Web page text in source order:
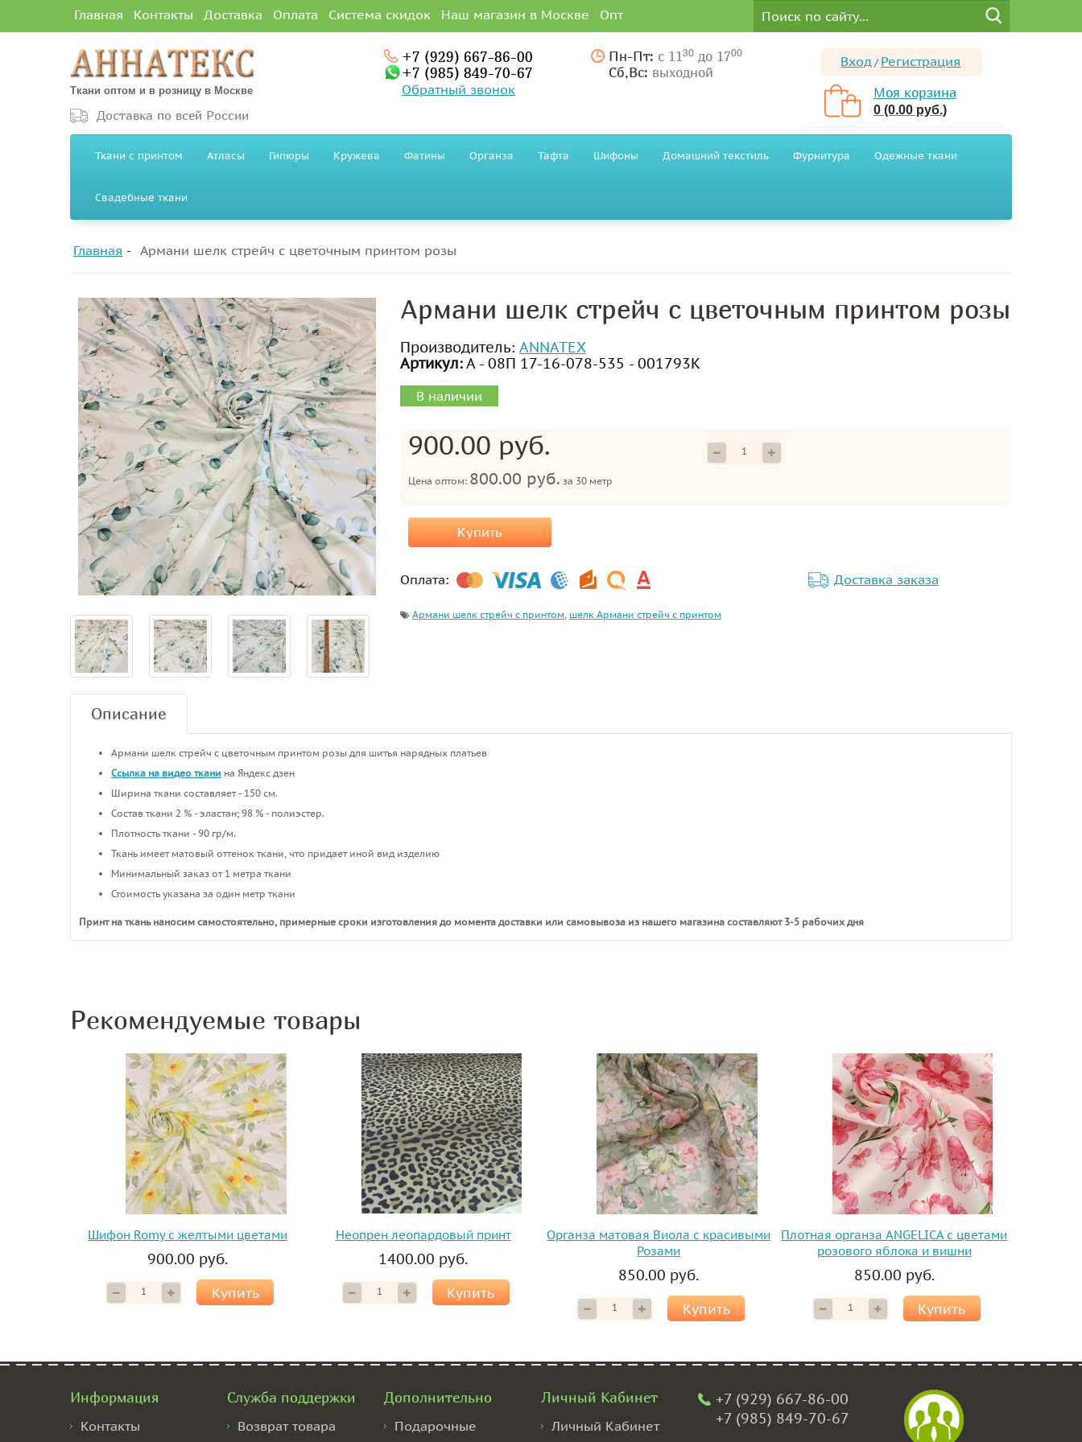
Главная Контакты Доставка Оплата Система скидок Наш магазин в Москве Опт
Ткани оптом и в розницу в Москве
Доставка по всей России
+7 (929) 667-86-00
+7 (985) 849-70-67
Обратный звонок
Пн-Пт: с 1130 до 1700
Сб,Вс: выходной
Вход / Регистрация
Моя корзина
0 (0.00 руб.)
Ткани с принтом Атласы Гипюры Кружева Фатины Органза Тафта Шифоны Домашний текстиль Фурнитура Одежные ткани
Свадебные ткани
Главная Армани шелк стрейч с цветочным принтом розы
Армани шелк стрейч с цветочным принтом розы
Производитель: ANNATEX
Артикул:А - 08П 17-16-078-535 - 001793К
В наличии
900.00 руб.
Цена оптом: 800.00 руб. за 30 метр
Купить
Оплата: Доставка заказа
Армани шелк стрейч с принтом, шелк Армани стрейч с принтом
Описание
Армани шелк стрейч с цветочным принтом розы для шитья нарядных платьев
Ссылка на видео ткани на Яндекс дзен
Ширина ткани составляет - 150 см.
Состав ткани 2 % - эластан; 98 % - полиэстер.
Плотность ткани - 90 гр/м.
Ткань имеет матовый оттенок ткани, что придает иной вид изделию
Минимальный заказ от 1 метра ткани
Стоимость указана за один метр ткани
Принт на ткань наносим самостоятельно, примерные сроки изготовления до момента доставки или самовывоза из нашего магазина составляют 3-5 рабочих дня
Рекомендуемые товары
Шифон Romy с желтыми цветами
900.00 руб.
Купить
Неопрен леопардовый принт
1400.00 руб.
Купить
Органза матовая Виола с красивыми
Розами
850.00 руб.
Купить
Плотная органза ANGELICA с цветами
розового яблока и вишни
850.00 руб.
Купить
Информация
Контакты
Служба поддержки
Возврат товара
Дополнительно
Подарочные
Личный Кабинет
Личный Кабинет
+7 (929) 667-86-00
+7 (985) 849-70-67